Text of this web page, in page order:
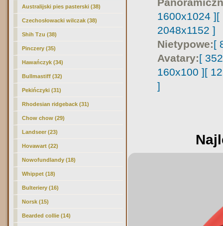
Australijski pies pasterski (38)
Czechosłowacki wilczak (38)
Shih Tzu (38)
Pinczery (35)
Hawańczyk (34)
Bullmastiff (32)
Pekińczyki (31)
Rhodesian ridgeback (31)
Chow chow (29)
Landseer (23)
Hovawart (22)
Nowofundlandy (18)
Whippet (18)
Bulteriery (16)
Norsk (15)
Bearded collie (14)
1600x1024 ][
2048x1152 ]
Nietypowe:[
Avatary:[
160x100 ][
]